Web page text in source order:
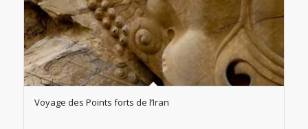
Voyage des Points forts de l’Iran